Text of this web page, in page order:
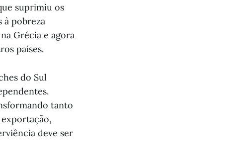
suprimiu os
à pobreza
Grécia e agora
países.
do Sul
tanto
deve ser